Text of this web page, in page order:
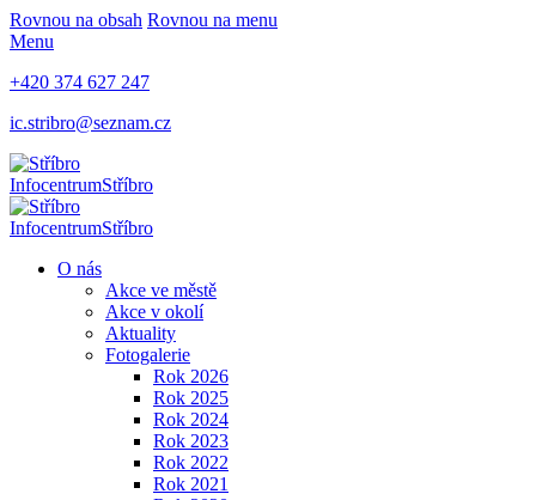
Rovnou na obsah Rovnou na menu
Menu
+420 374 627 247
ic.stribro@seznam.cz
InfocentrumStříbro
InfocentrumStříbro
O nás
Akce ve městě
Akce v okolí
Aktuality
Fotogalerie
Rok 2026
Rok 2025
Rok 2024
Rok 2023
Rok 2022
Rok 2021